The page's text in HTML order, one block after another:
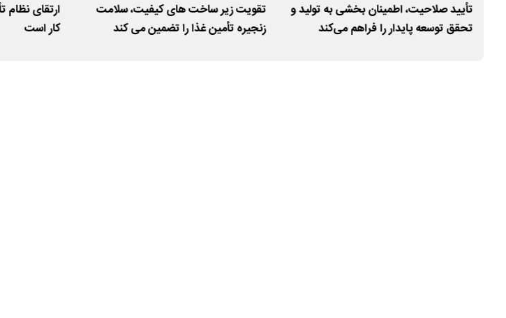
تأیید صلاحیت، اطمینان بخشی به تولید و
تحقق توسعه پایدار را فراهم می‌کند
تقویت زیر ساخت های کیفیت، سلامت
زنجیره تأمین غذا را تضمین می کند
ارتقای نظام
کار است